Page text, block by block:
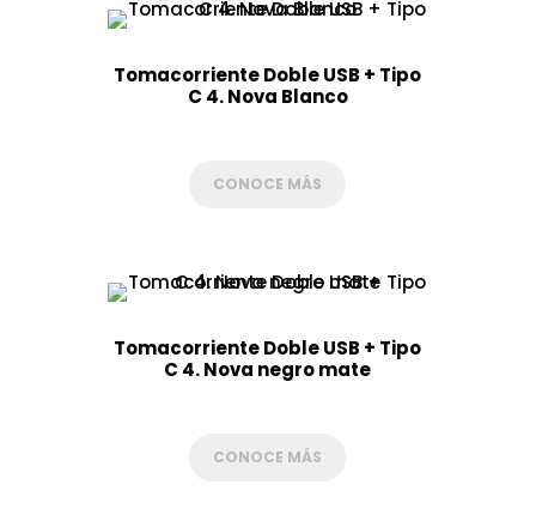
Tomacorriente Doble USB + Tipo
C 4. Nova Blanco
CONOCE MÁS
Tomacorriente Doble USB + Tipo
C 4. Nova negro mate
CONOCE MÁS